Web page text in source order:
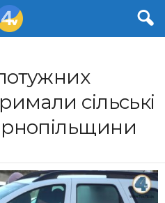
сільські